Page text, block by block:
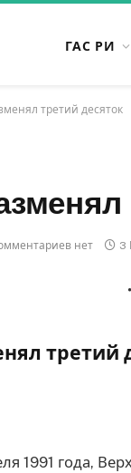
ГАС РИ
третий десяток
нет 3
третий
1991 года,